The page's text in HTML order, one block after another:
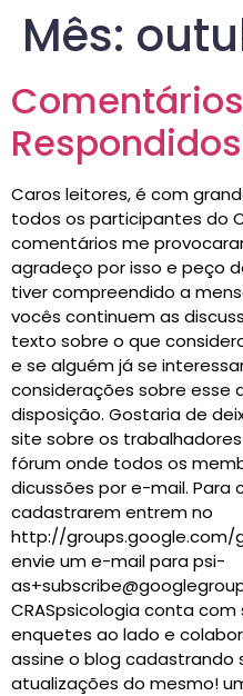
Mês:
Comentários
Caros leitores, é com
todos os participantes do
comentários me
agradeço por isso e peço
tiver compreendido a
vocês continuem as
texto sobre o que
e se alguém já se
considerações sobre esse
disposição. Gostaria de
site sobre os
fórum onde todos os
dicussões por e-mail. Para
cadastrarem entrem no
http://
envie um e-mail para psi-
CRASpsicologia conta
enquetes ao lado e
assine o blog cadastrando
atualizações do mesmo!